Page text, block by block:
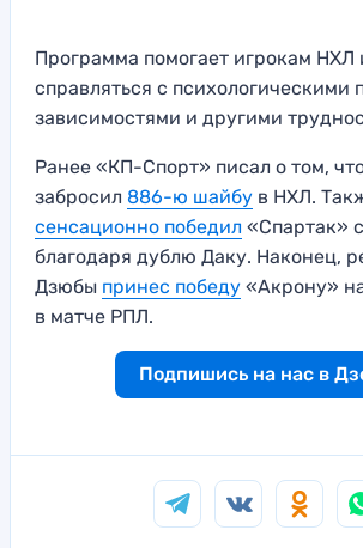
Программа помогает игрокам НХЛ
справляться с психологическими
зависимостями и другими
Ранее «КП-Спорт» писал о том,
забросил 886-ю шайбу в НХЛ.
сенсационно победил «Спартак»
благодаря дублю Даку. Наконец,
Дзюбы принес победу «Акрону»
в матче РПЛ.
Подпишись на нас в